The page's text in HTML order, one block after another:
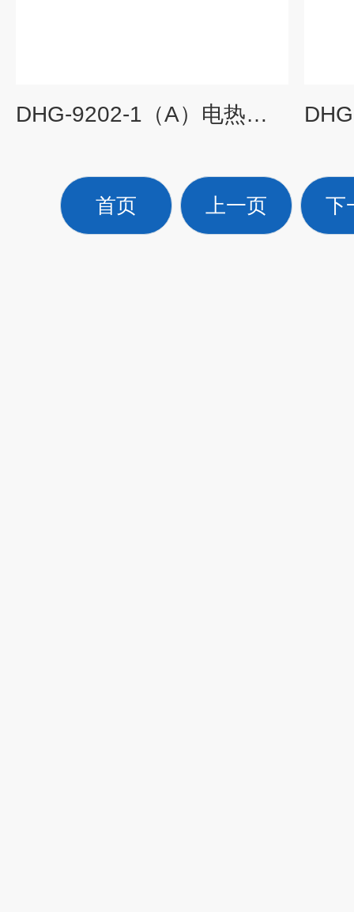
DHG-9202-1（A）电热恒温鼓风干燥箱,电热鼓风干燥箱,电热恒温干燥箱
首页 上一页 下